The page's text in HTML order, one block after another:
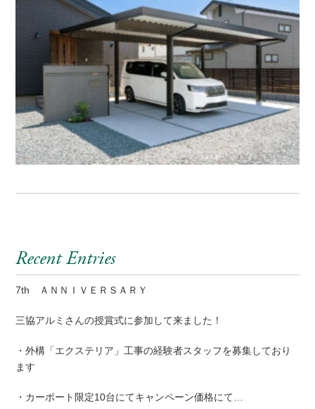
Recent Entries
7th ＡＮＮＩＶＥＲＳＡＲＹ
三協アルミさんの授賞式に参加して来ました！
・外構「エクステリア」工事の経験者スタッフを募集しており
ます
・カーポート限定10台にてキャンペーン価格にて…